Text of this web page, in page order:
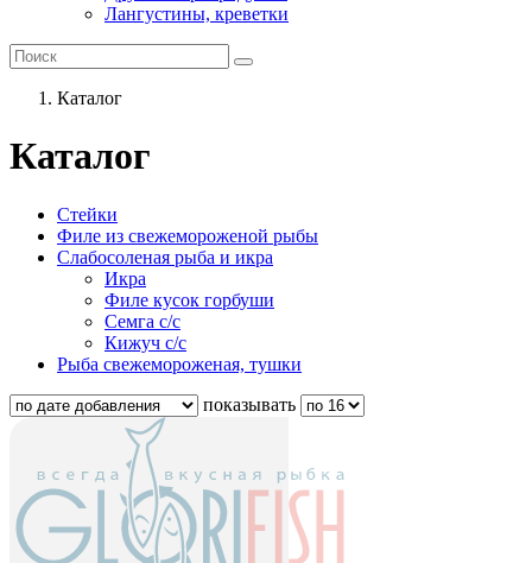
Лангустины, креветки
Каталог
Каталог
Стейки
Филе из свежемороженой рыбы
Слабосоленая рыба и икра
Икра
Филе кусок горбуши
Семга с/с
Кижуч с/с
Рыба свежемороженая, тушки
показывать